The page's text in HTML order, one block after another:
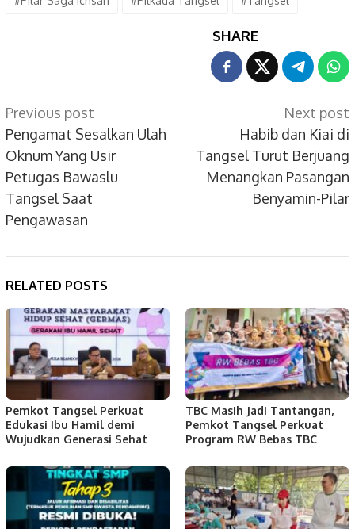
SHARE
Post
navigation
Previous post
Pengamat Sesalkan Ulah
Oknum Yang Usir
Petugas Bawaslu
Tangsel Saat
Pengawasan
Next post
Habib dan Kiai di
Tangsel Turut Berjuang
Menangkan Pasangan
Benyamin-Pilar
RELATED POSTS
Pemkot Tangsel Perkuat
Edukasi Ibu Hamil demi
Wujudkan Generasi Sehat
TBC Masih Jadi Tantangan,
Pemkot Tangsel Perkuat
Program RW Bebas TBC